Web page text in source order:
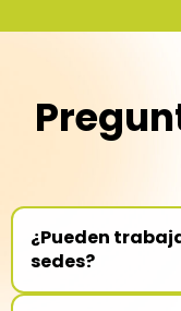
¿Pueden
sedes?